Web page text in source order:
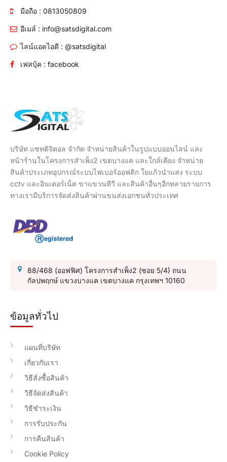
มือถือ : 0813050809
อีเมล์ : info@satsdigital.com
ไลน์แอดไอดี : @satsdigital
เฟสบุ้ค : facebook
บริษัท แซทดิจิตอล จำกัด จำหน่ายสินค้าในรูปแบบออนไลน์ และ
หน้าร้านในโครงการสำเพ็ง2 เขตบางแค และใกล้เคียง จำหน่าย
สินค้าประเภทอุปกรณ์ระบบไฟเบอร์ออฟติก ใยแก้วนำแสง ระบบ
cctv และอินเตอร์เน็ต ขาแขวนทีวี และสินค้าอื่นๆอีกหลายรายการ
ทางเรามีบริการจัดส่งสินค้าผ่านขนส่งเอกชนทั่วประเทศ
88/468 (ออฟฟิศ) โครงการสำเพ็ง2 (ซอย 5/4) ถนน
กัลปพฤกษ์ แขวงบางแค เขตบางแค กรุงเทพฯ 10160
ข้อมูลทั่วไป
แผนที่บริษัท
เกี่ยวกับเรา
วิธีสั่งซื้อสินค้า
วิธีจัดส่งสินค้า
วิธีชำระเงิน
การรับประกัน
การคืนสินค้า
Cookie Policy